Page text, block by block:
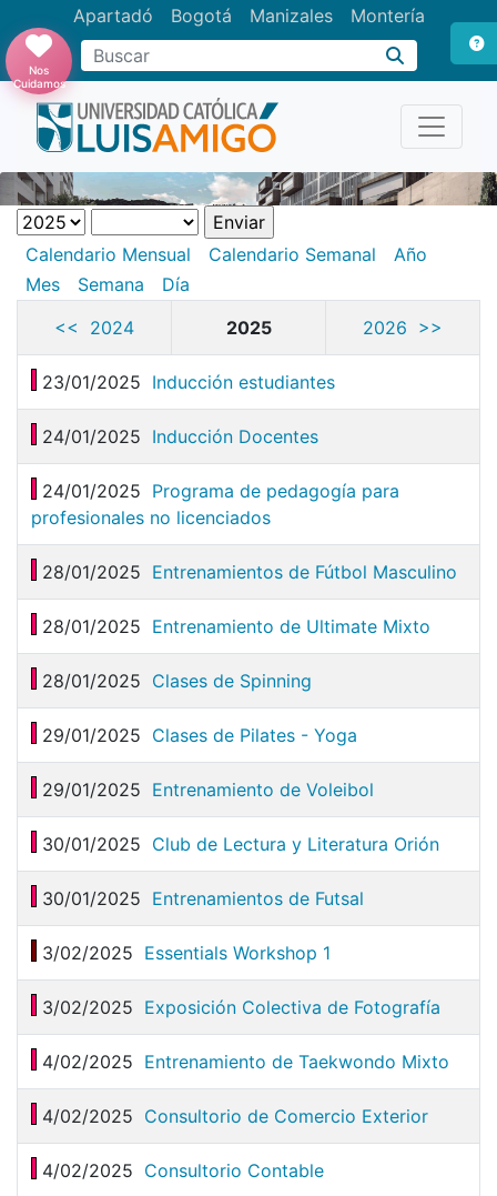
Apartadó Bogotá Manizales Montería
Buscar
Nos
Cuidamos
Calendario Mensual Calendario Semanal
Año
Mes
Semana
Día
<< 2024
2025 2026 >>
23/01/2025 Inducción estudiantes
24/01/2025 Inducción Docentes
24/01/2025 Programa de pedagogía para
profesionales no licenciados
28/01/2025 Entrenamientos de Fútbol Masculino
28/01/2025 Entrenamiento de Ultimate Mixto
28/01/2025 Clases de Spinning
29/01/2025 Clases de Pilates - Yoga
29/01/2025 Entrenamiento de Voleibol
30/01/2025 Club de Lectura y Literatura Orión
30/01/2025 Entrenamientos de Futsal
3/02/2025 Essentials Workshop 1
3/02/2025 Exposición Colectiva de Fotografía
4/02/2025 Entrenamiento de Taekwondo Mixto
4/02/2025 Consultorio de Comercio Exterior
4/02/2025 Consultorio Contable